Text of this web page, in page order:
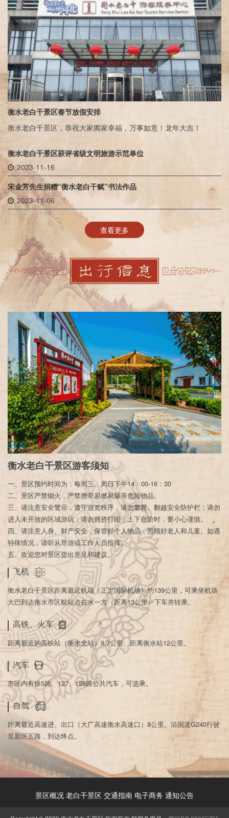
衡水老白干景区春节放假安排
衡水老白干景区，恭祝大家阖家幸福，万事如意！龙年大吉！
衡水老白干景区获评省级文明旅游示范单位
2023-11-16
宋金芳先生捐赠“衡水老白干赋”书法作品
2023-11-06
查看更多
衡水老白干景区游客须知
一、景区预约时间为：每周三、周日下午14：00-16：30
二、景区严禁烟火，严禁携带易燃易爆等危险物品。
三、请注意安全警示，遵守游览秩序，请勿攀爬、翻越安全防护栏；请勿
进入未开放的区域游玩；请勿拥挤打闹；上下台阶时，要小心谨慎。
四、请注意人身、财产安全，保管好个人物品，照顾好老人和儿童。如遇
特殊情况，请听从导游或工作人员指挥。
五、欢迎您对景区提出意见和建议。
飞机
衡水老白干景区距离最近机场（正定国际机场）约139公里，可乘坐机场
大巴到达衡水市区航站点在水一方（距离13公里）下车并转乘。
高铁、火车
距离最近的高铁站（衡水北站）9.7公里、距离衡水站12公里。
汽车
市区内有快5路、127、128路公共汽车，可选乘。
自驾
距离最近高速进、出口（大广高速衡水高速口）8公里。沿国道G240行驶
至新区五路，到达终点。
景区概况 老白干景区 交通指南 电子商务 通知公告